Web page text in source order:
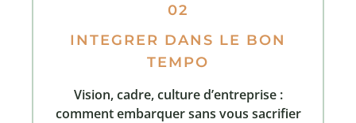
02
INTEGRER DANS LE BON
TEMPO
Vision, cadre, culture d’entreprise :
comment embarquer sans vous sacrifier